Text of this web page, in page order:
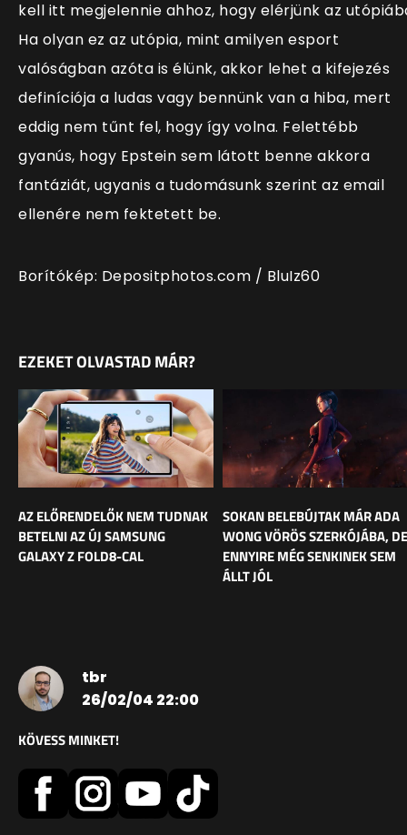
kell itt megjelennie ahhoz, hogy elérjünk az
Ha olyan ez az utópia, mint amilyen esport
valóságban azóta is élünk, akkor lehet a kifejezés
definíciója a ludas vagy bennünk van a hiba, mert
eddig nem tűnt fel, hogy így volna. Felettébb
gyanús, hogy Epstein sem látott benne akkora
fantáziát, ugyanis a tudomásunk szerint az email
ellenére nem fektetett be.
Borítókép: Depositphotos.com / BluIz60
EZEKET OLVASTAD MÁR?
AZ ELŐRENDELŐK NEM TUDNAK
BETELNI AZ ÚJ SAMSUNG
GALAXY Z FOLD8-CAL
SOKAN BELEBÚJTAK MÁR ADA
WONG VÖRÖS SZERKÓJÁBA, DE
ENNYIRE MÉG SENKINEK SEM
ÁLLT JÓL
tbr
26/02/04 22:00
KÖVESS MINKET!